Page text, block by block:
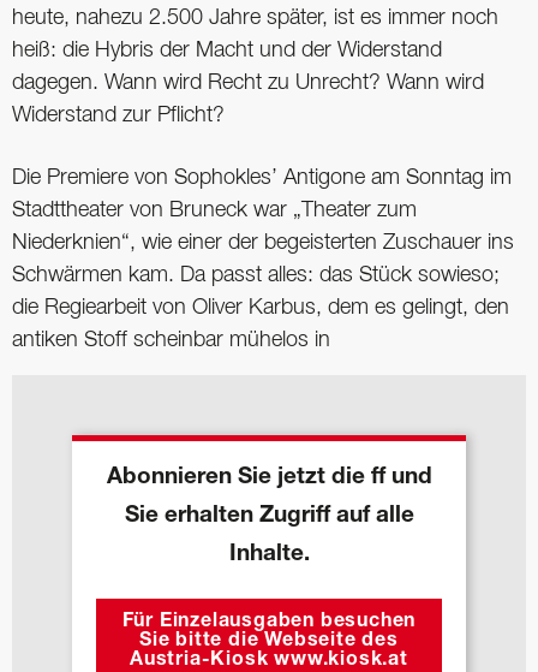
heute, nahezu 2.500 Jahre später, ist es immer noch
heiß: die Hybris der Macht und der Widerstand
dagegen. Wann wird Recht zu Unrecht? Wann wird
Widerstand zur Pflicht?
Die Premiere von Sophokles’ Antigone am Sonntag im
Stadttheater von Bruneck war „Theater zum
Niederknien“, wie einer der begeisterten Zuschauer ins
Schwärmen kam. Da passt alles: das Stück sowieso;
die Regiearbeit von Oliver Karbus, dem es gelingt, den
antiken Stoff scheinbar mühelos in
Abonnieren Sie jetzt die ff und
Sie erhalten Zugriff auf alle
Inhalte.
Für Einzelausgaben besuchen
Sie bitte die Webseite des
Austria-Kiosk www.kiosk.at